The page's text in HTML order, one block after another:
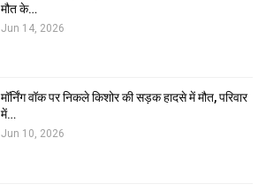
मौत के…
Jun 14, 2026
मॉर्निंग वॉक पर निकले किशोर की सड़क हादसे में मौत, परिवार
में…
Jun 10, 2026